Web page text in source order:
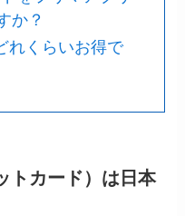
か？
れくらいお得で
トカード）は日本